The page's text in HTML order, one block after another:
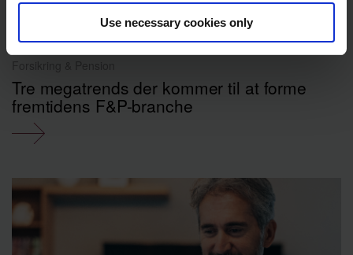
Use necessary cookies only
Forsikring & Pension
Tre megatrends der kommer til at forme
fremtidens F&P-branche